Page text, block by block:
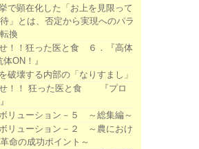
で顕在化した「お上を見限って
」とは、否定から実現へのパラ
換
！！狂った医と食 ６．『高体
ON！』
破壊する内部の「なりすまし」
！！ 狂った医と食 『プロ
リューション－５ ～総集編～
リューション－２ ～農におけ
命の成功ポイント～